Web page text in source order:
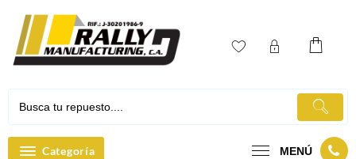
contenido
Categoría MENÚ